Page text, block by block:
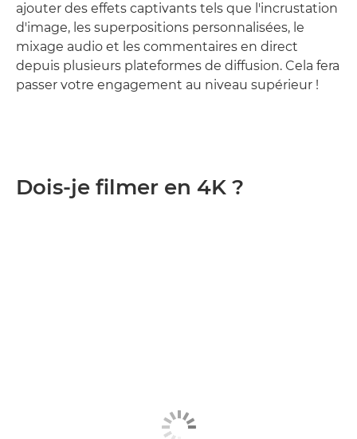
ajouter des effets captivants tels que l'incrustation
d'image, les superpositions personnalisées, le
mixage audio et les commentaires en direct
depuis plusieurs plateformes de diffusion. Cela fera
passer votre engagement au niveau supérieur !
Dois-je filmer en 4K ?